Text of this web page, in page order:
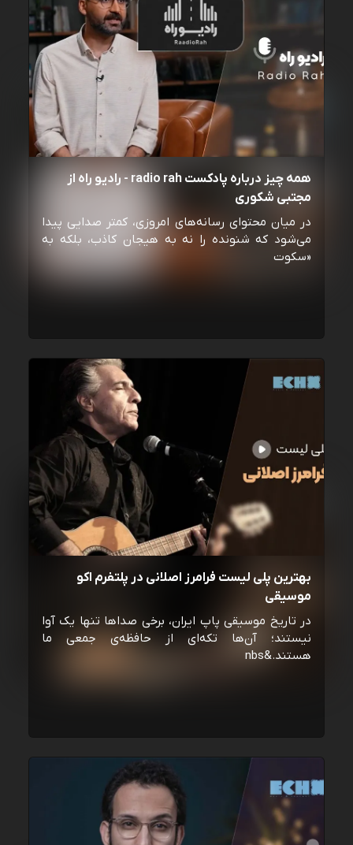
همه چیز درباره پادکست radio rah - رادیو راه از
مجتبی شکوری
در میان محتوای رسانه‌های امروزی، کمتر صدایی پیدا
می‌شود که شنونده را نه به هیجان کاذب، بلکه به
«سکوت
بهترین پلی لیست فرامرز اصلانی در پلتفرم اکو
موسیقی
در تاریخ موسیقی پاپ ایران، برخی صداها تنها یک آوا
نیستند؛ آن‌ها تکه‌ای از حافظه‌ی جمعی ما
هستند.&nbs